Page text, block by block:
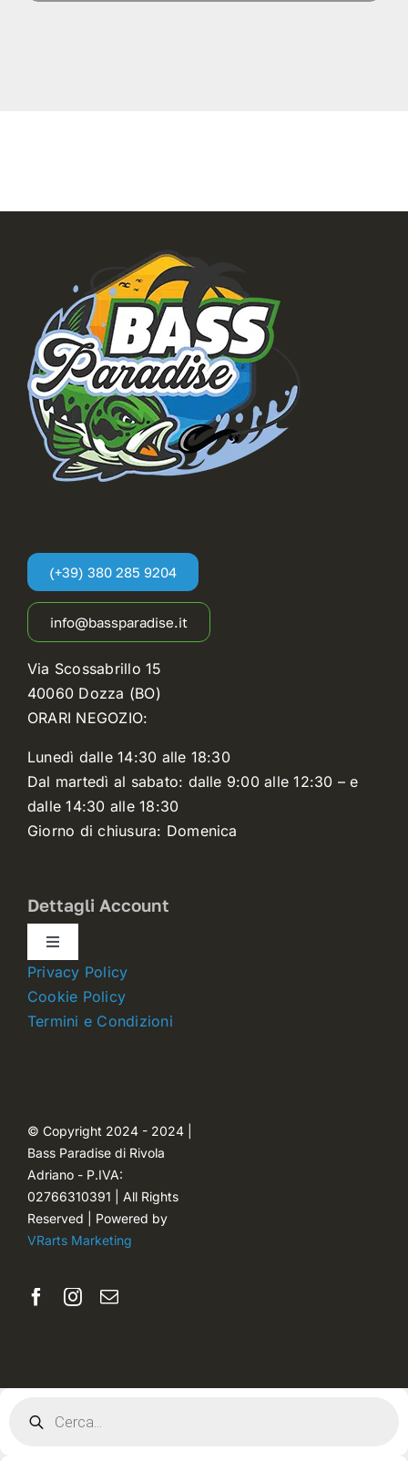
(+39) 380 285 9204
info@bassparadise.it
Via Scossabrillo 15
40060 Dozza (BO)
ORARI NEGOZIO:
Lunedì dalle 14:30 alle 18:30
Dal martedì al sabato: dalle 9:00 alle 12:30 – e
dalle 14:30 alle 18:30
Giorno di chiusura: Domenica
Dettagli Account
Toggle
Navigation
Dettagli account
Password dimenticata
Privacy Policy
Cookie Policy
Termini e Condizioni
© Copyright 2024 - 2024 |
Bass Paradise di Rivola
Adriano - P.IVA:
02766310391 | All Rights
Reserved | Powered by
VRarts Marketing
search